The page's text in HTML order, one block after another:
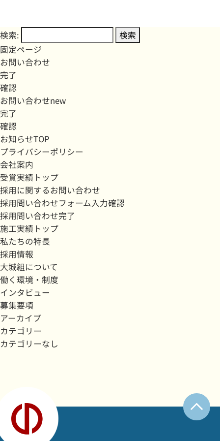
検索:
固定ページ
お問い合わせ
完了
確認
お問い合わせnew
完了
確認
お知らせTOP
プライバシーポリシー
会社案内
受賞実績トップ
採用に関するお問い合わせ
採用問い合わせフォーム入力確認
採用問い合わせ完了
施工実績トップ
私たちの特長
採用情報
大城組について
働く環境・制度
インタビュー
募集要項
アーカイブ
カテゴリー
カテゴリーなし